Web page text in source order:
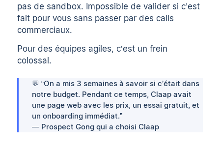
pas de sandbox. Impossible de valider si c’est
fait pour vous sans passer par des calls
commerciaux.
Pour des équipes agiles, c’est un frein
colossal.
💬 “On a mis 3 semaines à savoir si c’était dans
notre budget. Pendant ce temps, Claap avait
une page web avec les prix, un essai gratuit, et
un onboarding immédiat.”
— Prospect Gong qui a choisi Claap